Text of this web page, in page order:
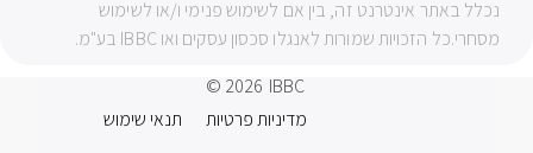
נכלל באתר אינטרנט זה, בין אם לשימוש פנימי ו/או לשימוש
מסחרי.כל הזכויות שמורות לאנגלו סכסון עסקים ואו IBBC בע"מ.
© 2026 IBBC
תנאי שימוש
מדיניות פרטיות